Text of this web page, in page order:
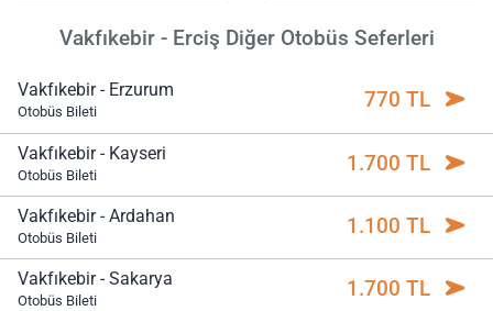
Vakfıkebir - Erciş Diğer Otobüs Seferleri
Vakfıkebir - Erzurum
Otobüs Bileti 770 TL
Vakfıkebir - Kayseri
Otobüs Bileti 1.700 TL
Vakfıkebir - Ardahan
Otobüs Bileti 1.100 TL
Vakfıkebir - Sakarya
Otobüs Bileti 1.700 TL